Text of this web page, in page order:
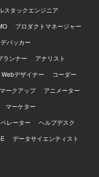
性を持つ関係者と建
テムや過去の意思決定
体的に学ぶ意思があ
持って向き合える方
関与し、金融レベルの
ーザーや資産を扱う大
な既存システムを踏
ックエンドエンジニア
やWeb3領域に本気で
ードやアーキテクトに
プロジェクトやチー
スタックエンジニア
プロダクトマネージャー
デバッカー
ランナー
アナリスト
Webデザイナー
コーダー
マークアップ
アニメーター
マーケター
レーター
ヘルプデスク
データサイエンティスト